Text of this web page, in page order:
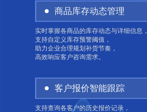
商品库存动态管理
实时掌握各商品的库存动态与详细信息，
支持自定义库存预警阈值，
助力企业合理规划补货节奏，
高效响应客户咨询需求。
客户报价智能跟踪
支持查询各客户的历史报价记录，